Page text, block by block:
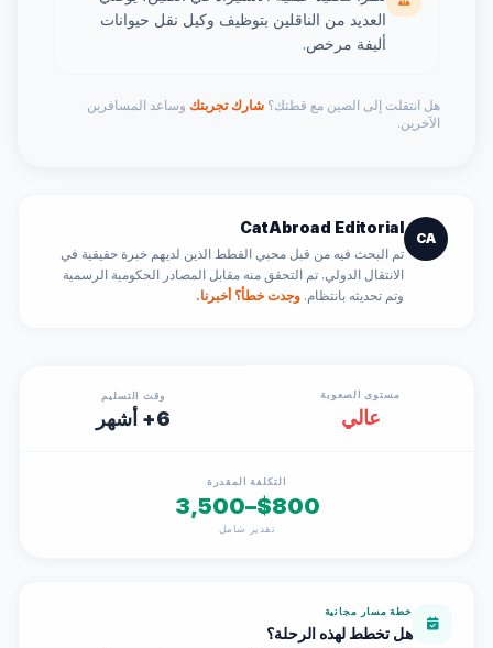
العديد من الناقلين بتوظيف وكيل نقل حيوانات
أليفة مرخص.
هل انتقلت إلى الصين مع قطتك؟ شارك تجربتك وساعد المسافرين
الآخرين.
CA
CatAbroad Editorial
تم البحث فيه من قبل محبي القطط الذين لديهم خبرة حقيقية في
الانتقال الدولي. تم التحقق منه مقابل المصادر الحكومية الرسمية
وتم تحديثه بانتظام. وجدت خطأ؟ أخبرنا.
مستوى الصعوبة
عالي
وقت التسليم
6+ أشهر
التكلفة المقدرة
$800–3,500
تقدير شامل
خطة مسار مجانية
هل تخطط لهذه الرحلة؟